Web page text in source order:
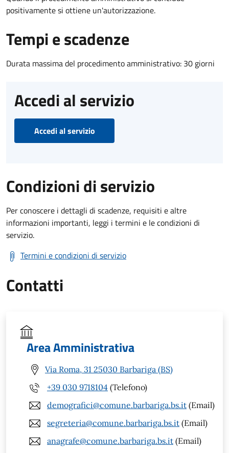
positivamente si ottiene un'autorizzazione.
Tempi e scadenze
Durata massima del procedimento amministrativo: 30 giorni
Accedi al servizio
Accedi al servizio
Condizioni di servizio
Per conoscere i dettagli di scadenze, requisiti e altre
informazioni importanti, leggi i termini e le condizioni di
servizio.
Termini e condizioni di servizio
Contatti
Area Amministrativa
Via Roma, 31 25030 Barbariga (BS)
+39 030 9718104 (Telefono)
demografici@comune.barbariga.bs.it (Email)
segreteria@comune.barbariga.bs.it (Email)
anagrafe@comune.barbariga.bs.it (Email)